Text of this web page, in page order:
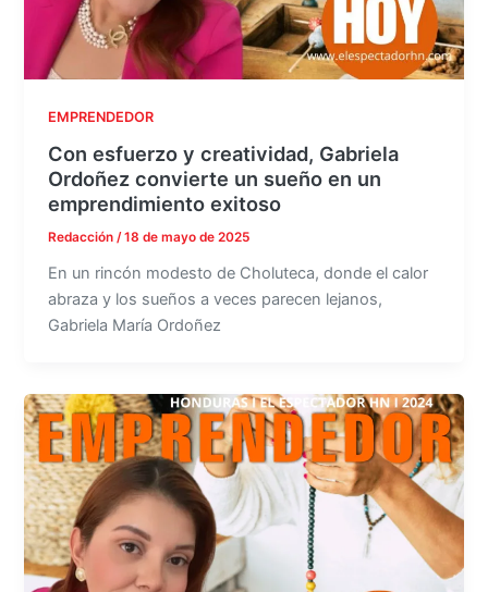
EMPRENDEDOR
Con esfuerzo y creatividad, Gabriela
Ordoñez convierte un sueño en un
emprendimiento exitoso
Redacción/18 de mayo de 2025
En un rincón modesto de Choluteca, donde el calor
abraza y los sueños a veces parecen lejanos,
Gabriela María Ordoñez